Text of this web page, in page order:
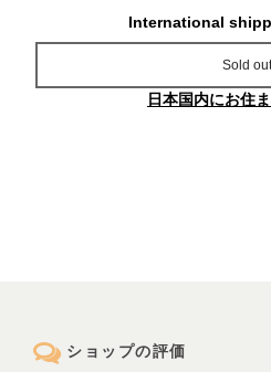
International
Sold
日本国内にお住
ショップの評価